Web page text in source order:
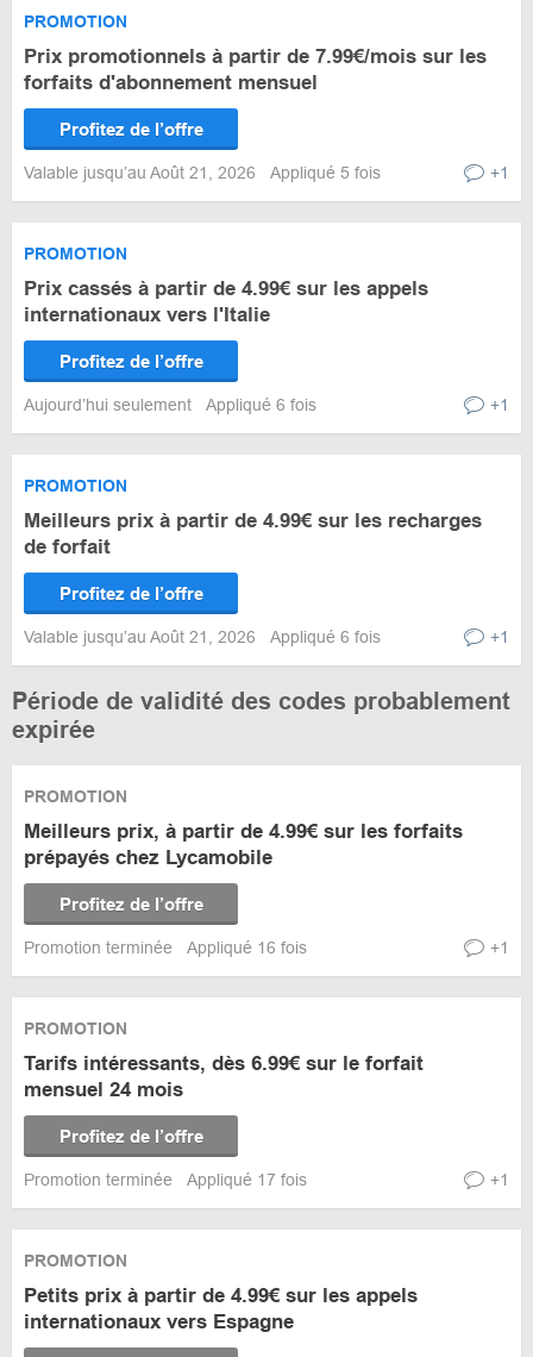
PROMOTION
Prix promotionnels à partir de 7.99€/mois sur les
forfaits d'abonnement mensuel
Profitez de l’offre
Valable jusqu’au Août 21, 2026 Appliqué 5 fois +1
PROMOTION
Prix cassés à partir de 4.99€ sur les appels
internationaux vers l'Italie
Profitez de l’offre
Aujourd’hui seulement Appliqué 6 fois +1
PROMOTION
Meilleurs prix à partir de 4.99€ sur les recharges
de forfait
Profitez de l’offre
Valable jusqu’au Août 21, 2026 Appliqué 6 fois +1
Période de validité des codes probablement
expirée
PROMOTION
Meilleurs prix, à partir de 4.99€ sur les forfaits
prépayés chez Lycamobile
Profitez de l’offre
Promotion terminée Appliqué 16 fois +1
PROMOTION
Tarifs intéressants, dès 6.99€ sur le forfait
mensuel 24 mois
Profitez de l’offre
Promotion terminée Appliqué 17 fois +1
PROMOTION
Petits prix à partir de 4.99€ sur les appels
internationaux vers Espagne